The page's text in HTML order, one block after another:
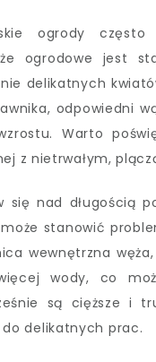
ogrody często
ogrodowe jest
delikatnych
odpowiedni
Warto
z nietrwałym,
się nad długością
stanowić
wewnętrzna
wody, co
są cięższe i
delikatnych prac.